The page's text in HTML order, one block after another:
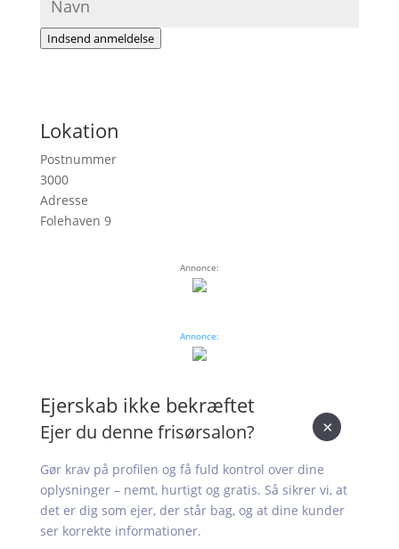
Indsend anmeldelse
Lokation
Postnummer
3000
Adresse
Folehaven 9
Annonce:
Annonce:
Ejerskab ikke bekræftet
Ejer du denne frisørsalon?
Gør krav på profilen og få fuld kontrol over dine
oplysninger – nemt, hurtigt og gratis. Så sikrer vi, at
det er dig som ejer, der står bag, og at dine kunder
ser korrekte informationer.
×